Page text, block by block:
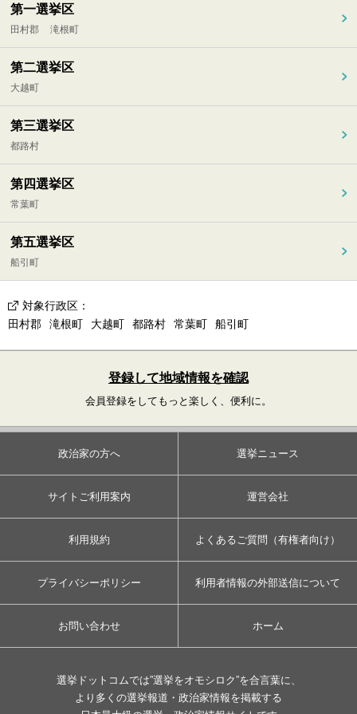
第一選挙区
田村郡 滝根町
第二選挙区
大越町
第三選挙区
都路村
第四選挙区
常葉町
第五選挙区
船引町
対象行政区 ：
田村郡
滝根町 大越町 都路村 常葉町 船引町
登録して地域情報を確認
会員登録をしてもっと楽しく、便利に。
政治家の方へ 選挙ニュース
サイトご利用案内 運営会社
利用規約 よくあるご質問（有権者向け）
プライバシーポリシー 利用者情報の外部送信について
お問い合わせ ホーム
選挙ドットコムでは”選挙をオモシロク”を合言葉に、
より多くの選挙報道・政治家情報を掲載する